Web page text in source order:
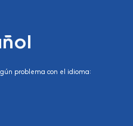
problema con el idioma: